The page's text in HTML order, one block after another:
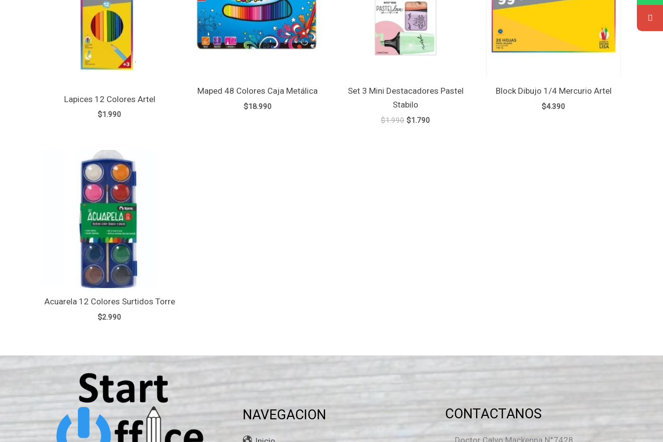
Lapices 12 Colores Artel
$1.990
Maped 48 Colores Caja Metálica
$18.990
Set 3 Mini Destacadores Pastel
Stabilo
$1.990 $1.790
Block Dibujo 1/4 Mercurio Artel
$4.390
Acuarela 12 Colores Surtidos Torre
$2.990
NAVEGACION CONTACTANOS
Doctor Calvo Mackenna N°7428